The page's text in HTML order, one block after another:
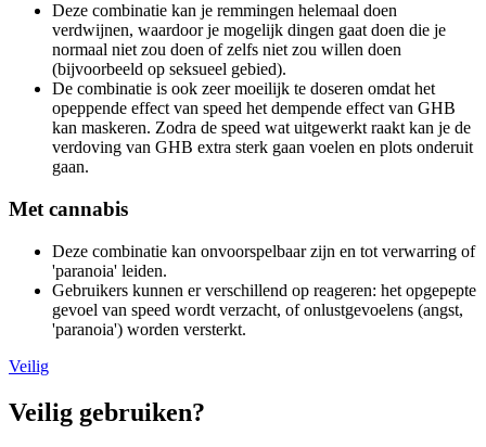
Deze combinatie kan je remmingen helemaal doen
verdwijnen, waardoor je mogelijk dingen gaat doen die je
normaal niet zou doen of zelfs niet zou willen doen
(bijvoorbeeld op seksueel gebied).
De combinatie is ook zeer moeilijk te doseren omdat het
opeppende effect van speed het dempende effect van GHB
kan maskeren. Zodra de speed wat uitgewerkt raakt kan je de
verdoving van GHB extra sterk gaan voelen en plots onderuit
gaan.
Met cannabis
Deze combinatie kan onvoorspelbaar zijn en tot verwarring of
'paranoia' leiden.
Gebruikers kunnen er verschillend op reageren: het opgepepte
gevoel van speed wordt verzacht, of onlustgevoelens (angst,
'paranoia') worden versterkt.
Veilig
Veilig gebruiken?